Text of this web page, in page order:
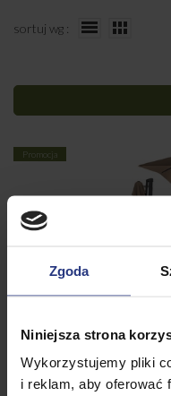
Zgoda
Niniejsza strona
Wykorzystujemy pliki
i reklam, aby oferować
sortuj wg :
Promocja
Parasol ogrodowy
1
Najniższa cena w